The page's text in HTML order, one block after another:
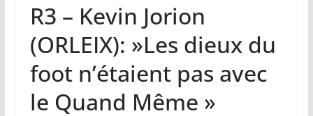
R3 – Kevin Jorion
(ORLEIX): »Les dieux du
foot n’étaient pas avec
le Quand Même »